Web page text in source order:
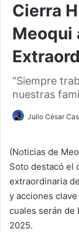
Cierra
Meoqui
“Siempre
nuestras
Julio César
(Noticias de
Soto destacó el
extraordinaria
y acciones
cuales serán de
2025.